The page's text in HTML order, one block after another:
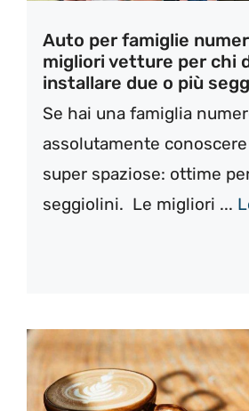
Auto per famiglie
migliori vetture per chi
installare due o più
Se hai una famiglia
assolutamente
super spaziose: ottime
seggiolini. Le migliori ...